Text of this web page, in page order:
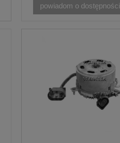
powiadom o dostępności